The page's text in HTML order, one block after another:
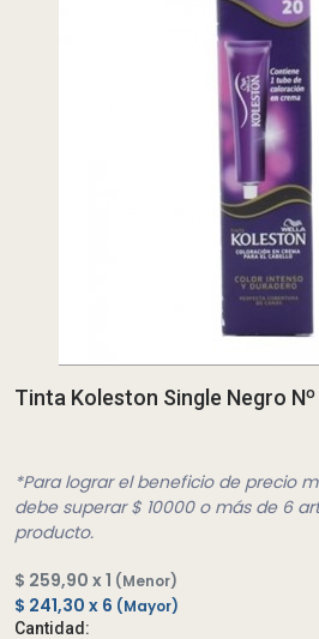
Tinta Koleston Single Negro
*Para lograr el beneficio de precio
debe superar $ 10000 o más de 6
producto.
$ 259,90 x 1 (Menor)
$ 241,30 x 6 (Mayor)
Cantidad: